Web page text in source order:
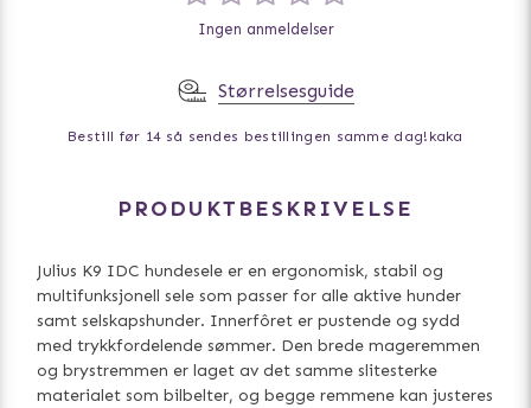
Ingen anmeldelser
Størrelsesguide
Bestill før 14 så sendes bestillingen samme dag! kaka
PRODUKTBESKRIVELSE
Julius K9 IDC hundesele er en ergonomisk, stabil og
multifunksjonell sele som passer for alle aktive hunder
samt selskapshunder. Innerfôret er pustende og sydd
med trykkfordelende sømmer. Den brede mageremmen
og brystremmen er laget av det samme slitesterke
materialet som bilbelter, og begge remmene kan justeres